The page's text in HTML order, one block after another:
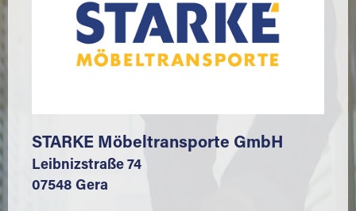
STARKE Möbeltransporte GmbH
Leibnizstraße 74
07548 Gera